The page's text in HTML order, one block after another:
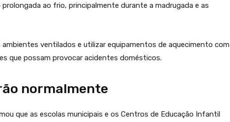
ao frio, principalmente durante a madrugada e as
ventilados e utilizar equipamentos de aquecimento com
que possam provocar acidentes domésticos.
normalmente
que as escolas municipais e os Centros de Educação Infantil